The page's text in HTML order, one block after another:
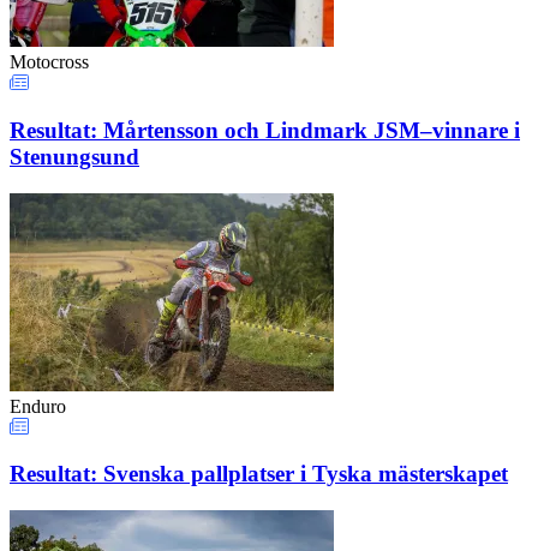
Motocross
Resultat: Mårtensson och Lindmark JSM–vinnare i
Stenungsund
Enduro
Resultat: Svenska pallplatser i Tyska mästerskapet